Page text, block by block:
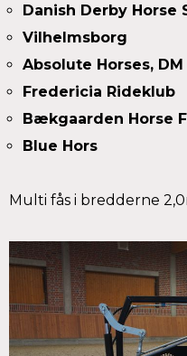
Danish Derby Horse
Vilhelmsborg
Absolute Horses,
Fredericia Rideklub
Bækgaarden Horse
Blue Hors
Multi fås i bredderne